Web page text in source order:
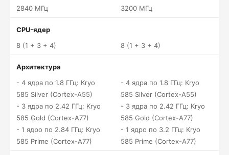
2840 МГц
3200 МГц
CPU-ядер
8 (1 + 3 + 4)
8 (1 + 3 + 4)
Архитектура
- 4 ядра по 1.8 ГГц: Kryo
585 Silver (Cortex-A55)
- 3 ядра по 2.42 ГГц: Kryo
585 Gold (Cortex-A77)
- 1 ядро по 2.84 ГГц: Kryo
585 Prime (Cortex-A77)
- 4 ядра по 1.8 ГГц: Kryo
585 Silver (Cortex-A55)
- 3 ядра по 2.42 ГГц: Kryo
585 Gold (Cortex-A77)
- 1 ядро по 3.2 ГГц: Kryo
585 Prime (Cortex-A77)